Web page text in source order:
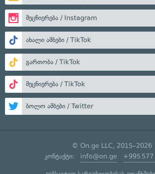
მეცნიერება / Instagram
ახალი ამბები / TikTok
გართობა / TikTok
მეცნიერება / TikTok
ბოლო ამბები / Twitter
© On.ge LLC, 2015–2026
კონტაქტი: info@on.ge +995 577